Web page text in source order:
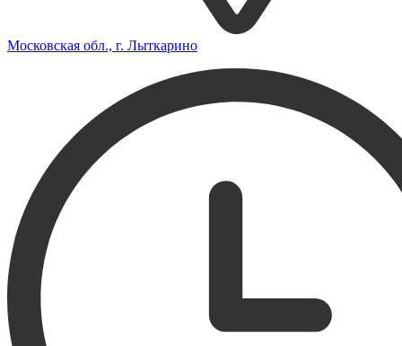
Московская обл., г. Лыткарино